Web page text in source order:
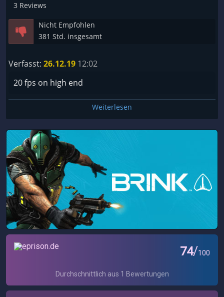
3 Reviews
Nicht Empfohlen
381 Std. insgesamt
Verfasst: 26.12.19 12:02
20 fps on high end
Weiterlesen